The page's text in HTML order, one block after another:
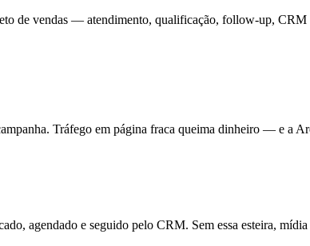
de vendas — atendimento, qualificação, follow-up,
Tráfego em página fraca queima dinheiro — e a
agendado e seguido pelo CRM. Sem essa esteira,